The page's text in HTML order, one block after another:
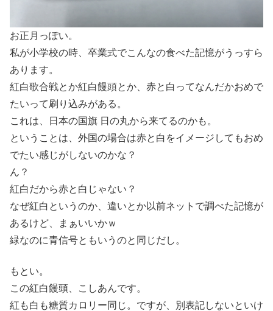
お正月っぽい。
私が小学校の時、卒業式でこんなの食べた記憶がうっすら
あります。
紅白歌合戦とか紅白饅頭とか、赤と白ってなんだかおめで
たいって刷り込みがある。
これは、日本の国旗 日の丸から来てるのかも。
ということは、外国の場合は赤と白をイメージしてもおめ
でたい感じがしないのかな？
ん？
紅白だから赤と白じゃない？
なぜ紅白というのか、違いとか以前ネットで調べた記憶が
あるけど、まぁいいかｗ
緑なのに青信号ともいうのと同じだし。
もとい。
この紅白饅頭、こしあんです。
紅も白も糖質カロリー同じ。ですが、別表記しないといけ